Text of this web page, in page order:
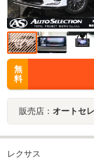
無
料
販売店： オートセ
レクサス